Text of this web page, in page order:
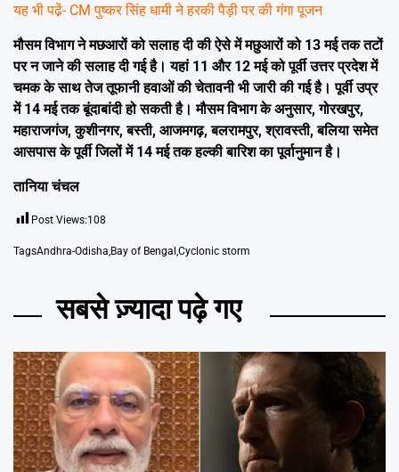
यह भी पढे़ं- CM पुष्कर सिंह धामी ने हरकी पैड़ी पर की गंगा पूजन
मौसम विभाग ने मछआरों को सलाह दी की ऐसे में मछुआरों को 13 मई तक तटों
पर न जाने की सलाह दी गई है। यहां 11 और 12 मई को पूर्वी उत्तर प्रदेश में
चमक के साथ तेज तूफानी हवाओं की चेतावनी भी जारी की गई है। पूर्वी उप्र
में 14 मई तक बूंदाबांदी हो सकती है। मौसम विभाग के अनुसार,गोरखपुर,
महाराजगंज,कुशीनगर,बस्ती, आजमगढ़,बलरामपुर,श्रावस्ती,बलिया समेत
आसपास के पूर्वी जिलों में 14 मई तक हल्की बारिश का पूर्वानुमान है।
तानिया चंचल
Post Views:108
TagsAndhra-Odisha Bay of Bengal Cyclonic storm
सबसे ज़्यादा पढ़े गए